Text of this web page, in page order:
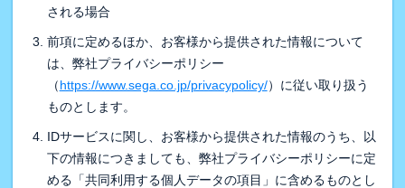
される場合
前項に定めるほか、お客様から提供された情報について
は、弊社プライバシーポリシー
（https://www.sega.co.jp/privacypolicy/）に従い取り扱う
ものとします。
IDサービスに関し、お客様から提供された情報のうち、以
下の情報につきましても、弊社プライバシーポリシーに定
める「共同利用する個人データの項目」に含めるものとし